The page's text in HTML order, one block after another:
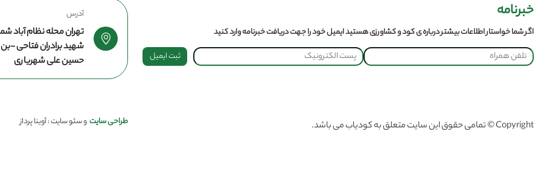
خبرنامه
اگر شما خواستار اطلاعات بیشتر درباره ی کود و کشاورزی هستید ایمیل خود را جهت دریافت خبرنامه وارد کنید
ثبت ایمیل
آدرس
تهران محله نظام آباد
شهید برادران فتاحی -
حسین علی شهریاری
Copyright © تمامی حقوق این سایت متعلق به کودیاب می باشد. طراحی سایتو سئو سایت : آوینا پرداز